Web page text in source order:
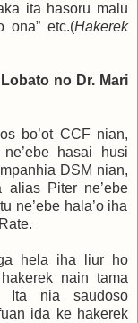
ita hasoru malu
ona” etc.(Hakerek
Lobato no Dr. Mari
bo’ot CCF nian,
hasai husi
DSM nian,
alias Piter ne’ebe
ne’ebe hala’o iha
hela iha liur ho
nain tama
Ita nia saudoso
ida ke hakerek